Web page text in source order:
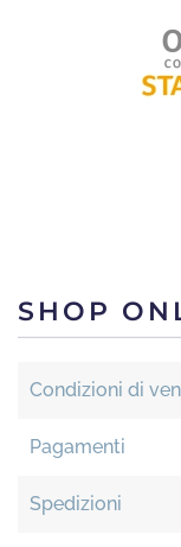
SHOP
Condizioni di
Pagamenti
Spedizioni